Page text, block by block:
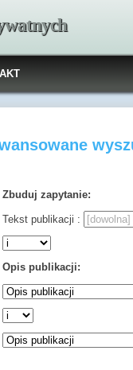
Zbuduj zapytanie:
Tekst publikacji :
Opis publikacji: